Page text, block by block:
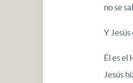
no se
Y
Él es el
Jesús